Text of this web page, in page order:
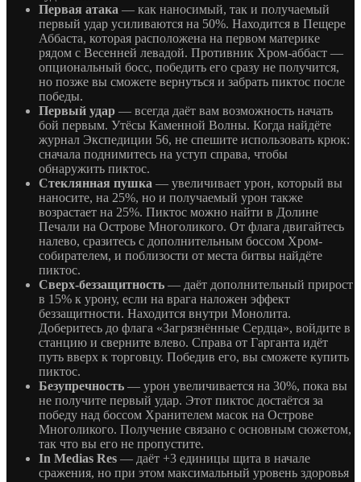
Первая атака — как наносимый, так и получаемый
первый удар усиливаются на 50%. Находится в Пещере
Аббаста, которая расположена на первом материке
рядом с Весенней левадой. Противник Хром-аббаст —
опциональный босс, победить его сразу не получится,
но позже вы сможете вернуться и забрать пиктос после
победы.
Первый удар — всегда даёт вам возможность начать
бой первым. Утёсы Каменной Волны. Когда найдёте
журнал Экспедиции 56, не спешите использовать крюк:
сначала поднимитесь на уступ справа, чтобы
обнаружить пиктос.
Стеклянная пушка — увеличивает урон, который вы
наносите, на 25%, но и получаемый урон также
возрастает на 25%. Пиктос можно найти в Долине
Печали на Острове Многоликого. От флага двигайтесь
налево, сразитесь с дополнительным боссом Хром-
собирателем, и поблизости от места битвы найдёте
пиктос.
Сверх-беззащитность — даёт дополнительный прирост
в 15% к урону, если на врага наложен эффект
беззащитности. Находится внутри Монолита.
Доберитесь до флага «Загрязнённые Сердца», войдите в
станцию и сверните влево. Справа от Гарганта идёт
путь вверх к торговцу. Победив его, вы сможете купить
пиктос.
Безупречность — урон увеличивается на 30%, пока вы
не получите первый удар. Этот пиктос достаётся за
победу над боссом Хранителем масок на Острове
Многоликого. Получение связано с основным сюжетом,
так что вы его не пропустите.
In Medias Res — даёт +3 единицы щита в начале
сражения, но при этом максимальный уровень здоровья